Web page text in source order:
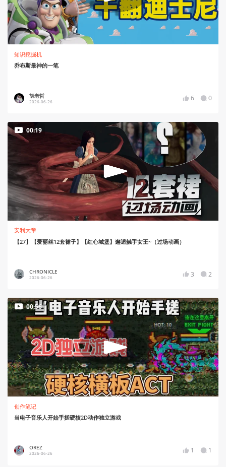
知识挖掘机
乔布斯最神的一笔
胡老哲
2026-06-26 6 0
00:19
安利大帝
【27】【爱丽丝12套裙子】【红心城堡】邂逅触手女王~（过场动画）
CHRONICLE
2026-06-26 3 2
00:56
创作笔记
当电子音乐人开始手搓硬核2D动作独立游戏
OREZ
2026-06-26 1 1